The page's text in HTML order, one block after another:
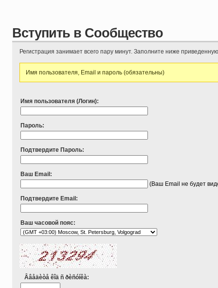
Вступить в Сообщество
Регистрация занимает всего пару минут. Заполните ниже
Имя пользователя, Email и пароль (обязательны)
Имя пользователя (Логин):
Пароль:
Подтвердите Пароль:
Ваш Email:
(Ваш Email не будет
Подтвердите Email:
Ваш часовой пояс:
Ââåäèòå êîä ñ ðèñóíêà: